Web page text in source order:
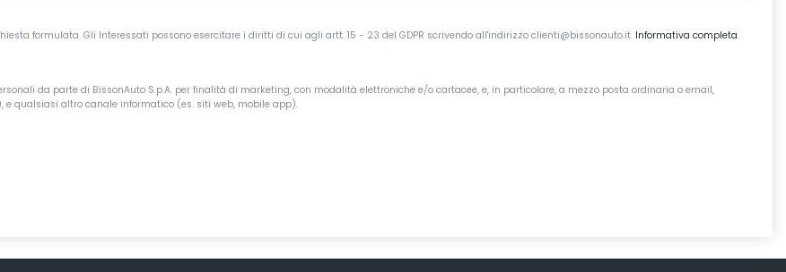
formulata. Gli Interessati possono esercitare i diritti di cui agli artt. 15 - 23 del GDPR scrivendo all'indirizzo clienti@bissonauto.it. Informativa completa.
da parte di BissonAuto S.p.A. per finalità di marketing, con modalità elettroniche e/o cartacee, e, in particolare, a mezzo posta ordinaria o email,
qualsiasi altro canale informatico (es. siti web, mobile app).